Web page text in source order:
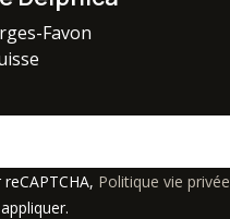
Favon
Politique vie privée
appliquer.